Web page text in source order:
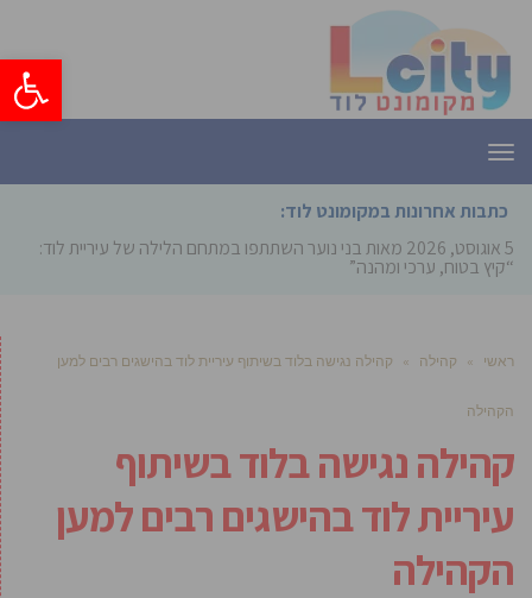
פתח
תפריט
כתבות אחרונות במקומונט לוד:
5 אוגוסט, 2026
מאות בני נוער השתתפו במתחם הלילה של עיריית לוד:
“קיץ בטוח, ערכי ומהנה”
ראשי » קהילה » קהילה נגישה בלוד בשיתוף עיריית לוד בהישגים רבים למען
הקהילה
קהילה נגישה בלוד בשיתוף
עיריית לוד בהישגים רבים למען
הקהילה